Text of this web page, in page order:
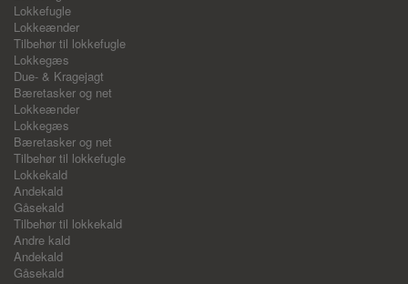
Lokkefugle
Lokkeænder
Tilbehør til lokkefugle
Lokkegæs
Due- & Kragejagt
Bæretasker og net
Lokkeænder
Lokkegæs
Bæretasker og net
Tilbehør til lokkefugle
Lokkekald
Andekald
Gåsekald
Tilbehør til lokkekald
Andre kald
Andekald
Gåsekald